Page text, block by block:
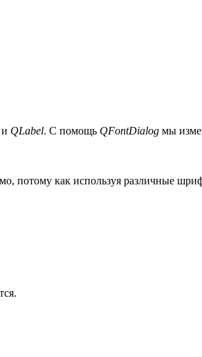
и QLabel. С помощь QFontDialog мы
потому как используя различные